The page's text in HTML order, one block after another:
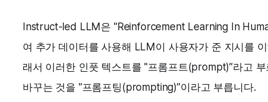
Instruct-led LLM은 "Reinforcement Learning In
여 추가 데이터를 사용해 LLM이 사용자가 준 지시를
래서 이러한 인풋 텍스트를 "프롬프트(prompt)”라고
바꾸는 것을 "프롬프팅(prompting)”이라고 부릅니다.